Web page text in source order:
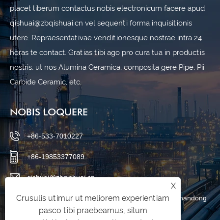
placet liberum contactus nobis electronicum facere apud
qishuai@zbqishuai.cn vel sequenti forma inquisitionis
utere. Repraesentativae venditionesque nostrae intra 24
horas te contact. Gratias tibi ago pro cura tua in productis
nostris, ut nos Alumina Ceramica, composita gere Pipe, Pii
Carbide Ceramic, etc.
NOBIS LOQUERE
+86-533-7010227
+86-19853377089
qishuai@zbqishuai.cn
Phoenix Industrial Park, Linzi District, Zibo City, Shandong
Province, China
X
Crusulis utimur ut meliorem experientiam
pasco tibi praebeamus, situm